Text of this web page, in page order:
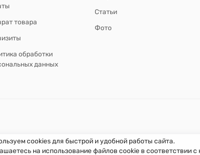
товара
обработки
данных
Статьи
Фото
cookies для быстрой и удобной работы сайта.
на использование файлов cookie в соответствии